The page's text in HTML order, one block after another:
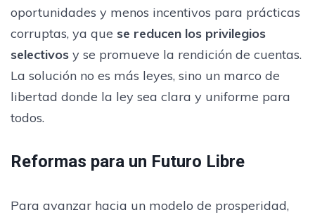
oportunidades y menos incentivos para prácticas
corruptas, ya que se reducen los privilegios
selectivos y se promueve la rendición de cuentas.
La solución no es más leyes, sino un marco de
libertad donde la ley sea clara y uniforme para
todos.
Reformas para un Futuro Libre
Para avanzar hacia un modelo de prosperidad,